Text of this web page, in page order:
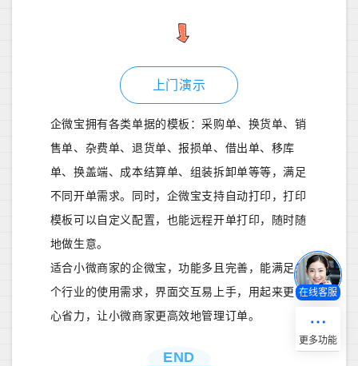
上门演示
企微宝拥有各类单据的模板：采购单、换货单、销
售单、杂费单、退货单、报损单、借出单、移库
单、换盖端、成本结算单、组装拆卸单等等，满足
不同开单需求。同时，企微宝支持自动打印，打印
模板可以自定义配置，也能远程开单打印，随时随
地做生意。
适合小微商家的企微宝，功能多且完善，能满足多
个行业的使用需求，界面交互易上手，用起来更省
心省力，让小微商家更高效地管理订单。
END
在线客服